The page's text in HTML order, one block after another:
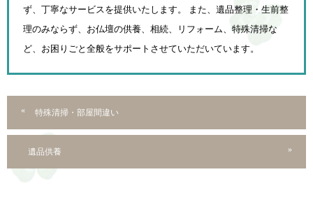
ず、 丁寧なサービスを提供いたします。 また、遺品整理・生前整
理のみならず、お仏壇の供養、相続、
リフォーム、特殊清掃な
ど、お困りごと全般をサポートさせていただいています。
特殊清掃・部屋間違い
遺品供養